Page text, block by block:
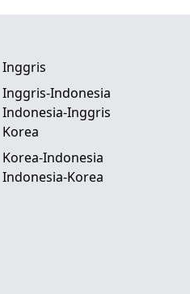
Inggris
Inggris-Indonesia
Indonesia-Inggris
Korea
Korea-Indonesia
Indonesia-Korea